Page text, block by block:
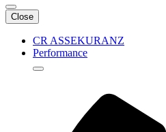
Close
CR ASSEKURANZ
Performance